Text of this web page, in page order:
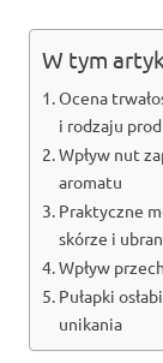
W tym
Ocena
i rodzaju
Wpływ nut
aromatu
Praktyczne
skórze i
Wpływ
Pułapki
unikania